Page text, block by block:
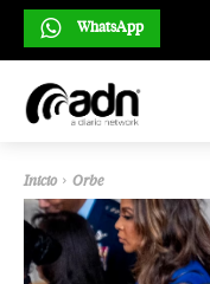
WhatsApp
Inicio Orbe